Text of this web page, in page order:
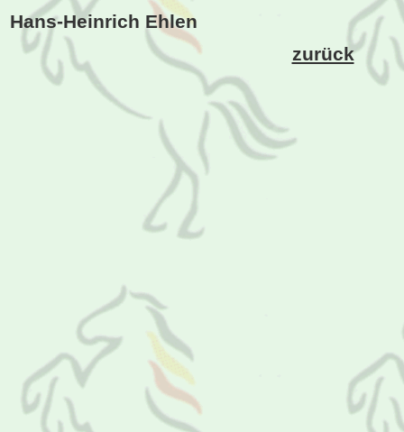
Hans-Heinrich Ehlen
zurück